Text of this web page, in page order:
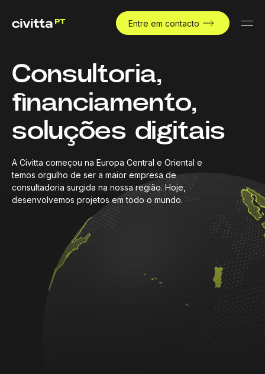
Entre em contacto
Consultoria,
financiamento,
soluções digitais
A Civitta começou na Europa Central e Oriental e
temos orgulho de ser a maior empresa de
consultadoria surgida na nossa região. Hoje,
desenvolvemos projetos em todo o mundo.